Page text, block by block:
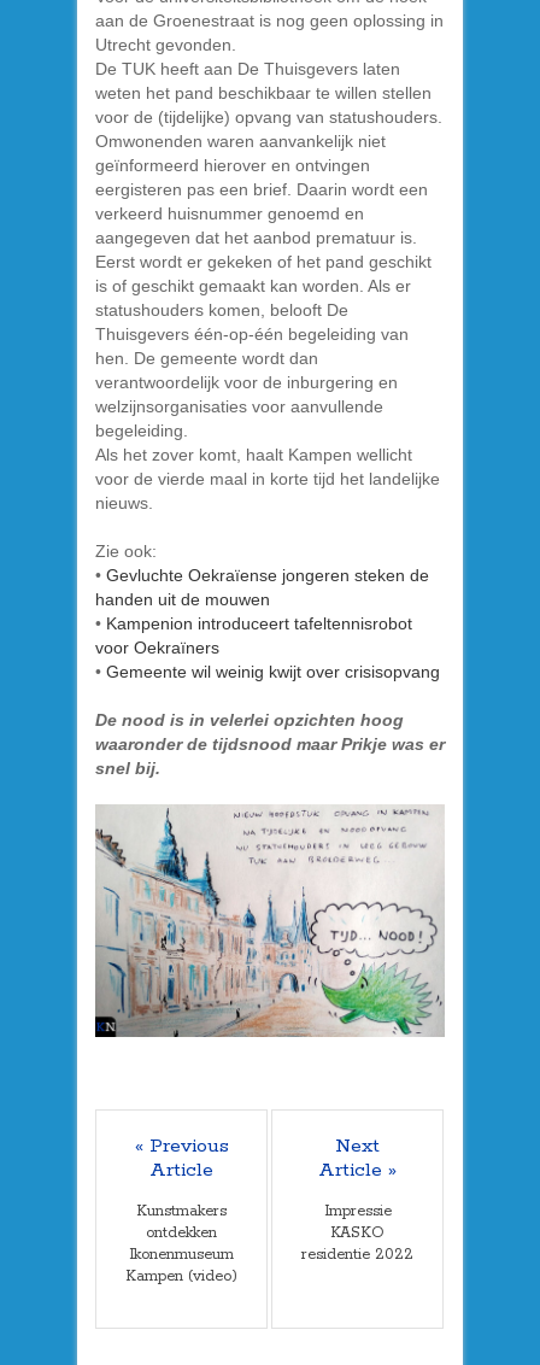
aan de Groenestraat is nog geen oplossing in
Utrecht gevonden.
De TUK heeft aan De Thuisgevers laten
weten het pand beschikbaar te willen stellen
voor de (tijdelijke) opvang van statushouders.
Omwonenden waren aanvankelijk niet
geïnformeerd hierover en ontvingen
eergisteren pas een brief. Daarin wordt een
verkeerd huisnummer genoemd en
aangegeven dat het aanbod prematuur is.
Eerst wordt er gekeken of het pand geschikt
is of geschikt gemaakt kan worden. Als er
statushouders komen, belooft De
Thuisgevers één-op-één begeleiding van
hen. De gemeente wordt dan
verantwoordelijk voor de inburgering en
welzijnsorganisaties voor aanvullende
begeleiding.
Als het zover komt, haalt Kampen wellicht
voor de vierde maal in korte tijd het landelijke
nieuws.
Zie ook:
• Gevluchte Oekraïense jongeren steken de
handen uit de mouwen
• Kampenion introduceert tafeltennisrobot
voor Oekraïners
• Gemeente wil weinig kwijt over crisisopvang
De nood is in velerlei opzichten hoog
waaronder de tijdsnood maar Prikje was er
snel bij.
« Previous
Article
Kunstmakers
ontdekken
Ikonenmuseum
Kampen (video)
Next
Article »
Impressie
KASKO
residentie 2022